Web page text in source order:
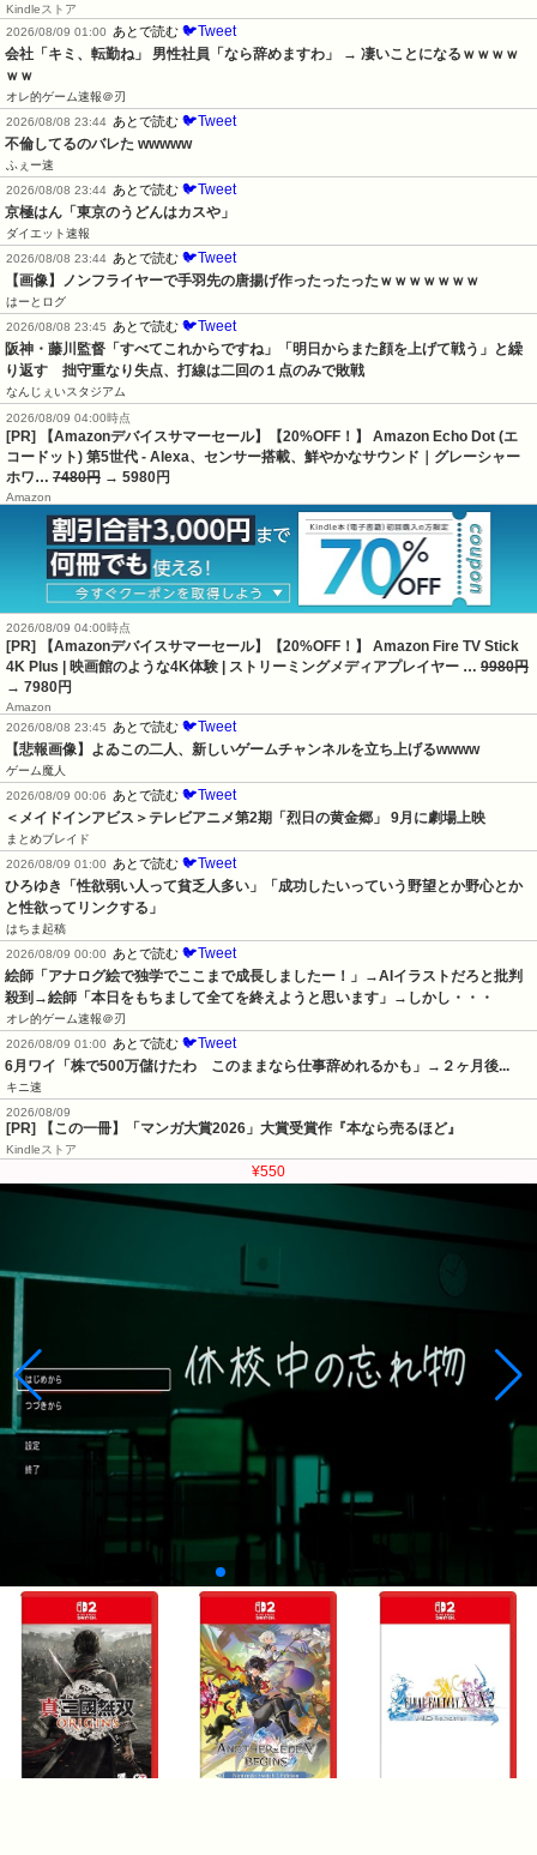
Kindleストア
2026/08/09 01:00
あとで読む 🐦Tweet
会社「キミ、転勤ね」 男性社員「なら辞めますわ」 → 凄いことになるｗｗｗｗ
ｗｗ
オレ的ゲーム速報＠刃
2026/08/08 23:44 あとで読む 🐦Tweet
不倫してるのバレた wwwww
ふぇー速
2026/08/08 23:44 あとで読む 🐦Tweet
京極はん「東京のうどんはカスや」
ダイエット速報
2026/08/08 23:44 あとで読む 🐦Tweet
【画像】ノンフライヤーで手羽先の唐揚げ作ったったったｗｗｗｗｗｗｗ
はーとログ
2026/08/08 23:45
あとで読む 🐦Tweet
阪神・藤川監督「すべてこれからですね」「明日からまた顔を上げて戦う」と繰
り返す　拙守重なり失点、打線は二回の１点のみで敗戦
なんじぇいスタジアム
2026/08/09 04:00時点
[PR] 【Amazonデバイスサマーセール】【20%OFF！】 Amazon Echo Dot (エ
コードット) 第5世代 - Alexa、センサー搭載、鮮やかなサウンド｜グレーシャー
ホワ… 7480円 → 5980円
Amazon
2026/08/09 04:00時点
[PR] 【Amazonデバイスサマーセール】【20%OFF！】 Amazon Fire TV Stick
4K Plus | 映画館のような4K体験 | ストリーミングメディアプレイヤー … 9980円
→ 7980円
Amazon
2026/08/08 23:45
あとで読む 🐦Tweet
【悲報画像】よゐこの二人、新しいゲームチャンネルを立ち上げるwwww
ゲーム魔人
2026/08/09 00:06
あとで読む 🐦Tweet
＜メイドインアビス＞テレビアニメ第2期「烈日の黄金郷」 9月に劇場上映
まとめブレイド
2026/08/09 01:00
あとで読む 🐦Tweet
ひろゆき「性欲弱い人って貧乏人多い」「成功したいっていう野望とか野心とか
と性欲ってリンクする」
はちま起稿
2026/08/09 00:00
あとで読む 🐦Tweet
絵師「アナログ絵で独学でここまで成長しましたー！」→AIイラストだろと批判
殺到→絵師「本日をもちまして全てを終えようと思います」→しかし・・・
オレ的ゲーム速報＠刃
2026/08/09 01:00
あとで読む 🐦Tweet
6月ワイ「株で500万儲けたわ　このままなら仕事辞めれるかも」→２ヶ月後...
キニ速
2026/08/09
[PR] 【この一冊】「マンガ大賞2026」大賞受賞作『本なら売るほど』
Kindleストア
¥550